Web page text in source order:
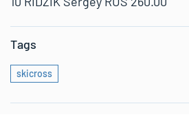
Tags
skicross